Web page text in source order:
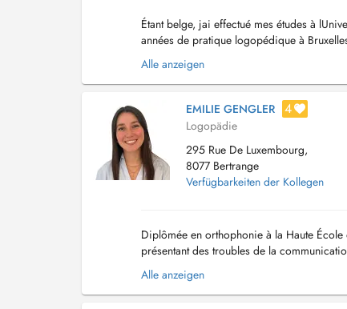
Étant belge, jai effectué mes études à
années de pratique logopédique à
dans lévaluation et la prise en charge d...
Alle anzeigen
EMILIE GENGLER 4
Logopädie
295 Rue De Luxembourg,
8077 Bertrange
Verfügbarkeiten der Kollegen
Diplômée en orthophonie à la Haute
présentant des troubles de la
d'intervention sont les suivants : - Langage
Alle anzeigen